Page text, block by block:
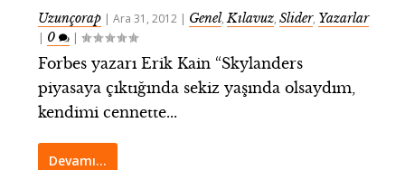
Uzunçorap |Ara 31, 2012 | Genel,Kılavuz,Slider, Yazarlar
| 0 |
Forbes yazarı Erik Kain “Skylanders
piyasaya çıktığında sekiz yaşında olsaydım,
kendimi cennette...
Devamı…